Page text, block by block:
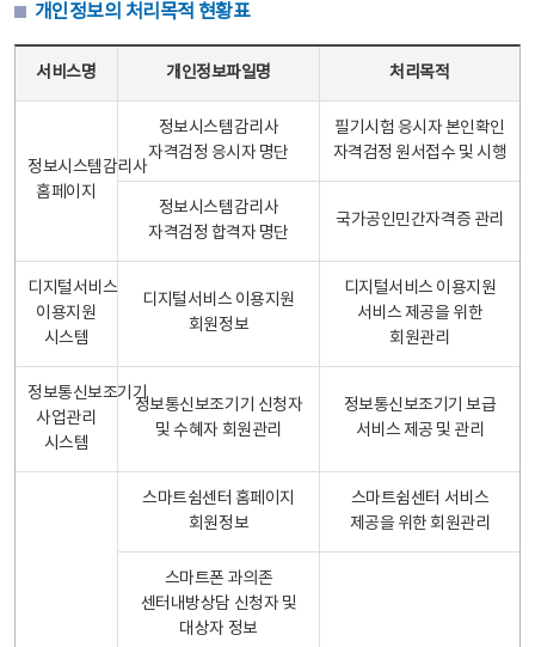
개인정보의 처리목적 현황표
서비스명 개인정보파일명 처리목적
정보시스템감리사
홈페이지
정보시스템감리사
자격검정 응시자 명단
필기시험 응시자 본인확인
자격검정 원서접수 및 시행
정보시스템감리사
자격검정 합격자 명단
국가공인민간자격증 관리
디지털서비스
이용지원
시스템
디지털서비스 이용지원
회원정보
디지털서비스 이용지원
서비스 제공을 위한
회원관리
정보통신보조기기
사업관리
시스템
정보통신보조기기 신청자
및 수혜자 회원관리
정보통신보조기기 보급
서비스 제공 및 관리
스마트쉼센터 홈페이지
회원정보
스마트쉼센터 서비스
제공을 위한 회원관리
스마트폰 과의존
센터내방상담 신청자 및
대상자 정보